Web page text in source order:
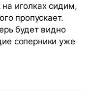
иголках сидим,
пропускает.
будет видно
соперники уже